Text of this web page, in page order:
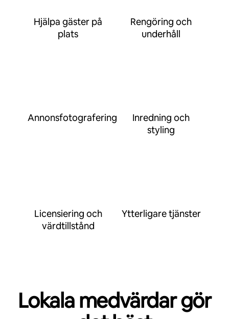
Hjälpa gäster på
plats
Rengöring och
underhåll
Annonsfotografering
Inredning och
styling
Licensiering och
värdtillstånd
Ytterligare tjänster
Lokala medvärdar gör